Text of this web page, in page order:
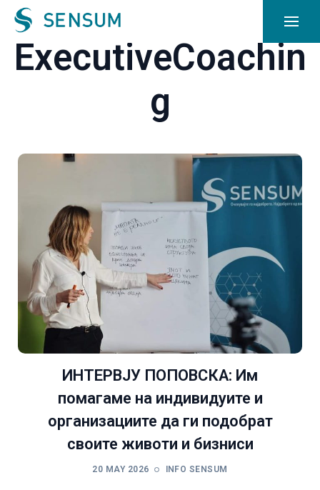
ExecutiveCoachin
g
ИНТЕРВЈУ ПОПОВСКА: Им
помагаме на индивидуите и
организациите да ги подобрат
своите животи и бизниси
20 MAY 2026 INFO SENSUM